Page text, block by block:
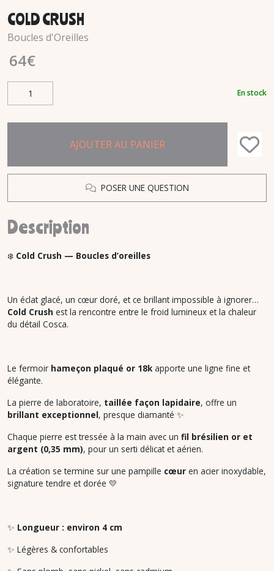
COLD CRUSH
Boucles d'Oreilles
64€
En stock
AJOUTER AU PANIER
POSER UNE QUESTION
Description
❄️ Cold Crush — Boucles d’oreilles
Un éclat glacé, un cœur doré, et ce brillant impossible à ignorer…
Cold Crush est la rencontre entre le froid lumineux et la chaleur
du détail Cosca.
Le fermoir hameçon plaqué or 18k apporte une ligne fine et
élégante.
La pierre de laboratoire, taillée façon lapidaire, offre un
brillant exceptionnel, presque diamanté ✨
Chaque pierre est tressée à la main avec un fil brésilien or et
argent (0,35 mm), pour un serti délicat et aérien.
La création se termine sur une pampille cœur en acier inoxydable,
signature tendre et dorée 💛
✨ Longueur : environ 4 cm
✨ Légères & confortables